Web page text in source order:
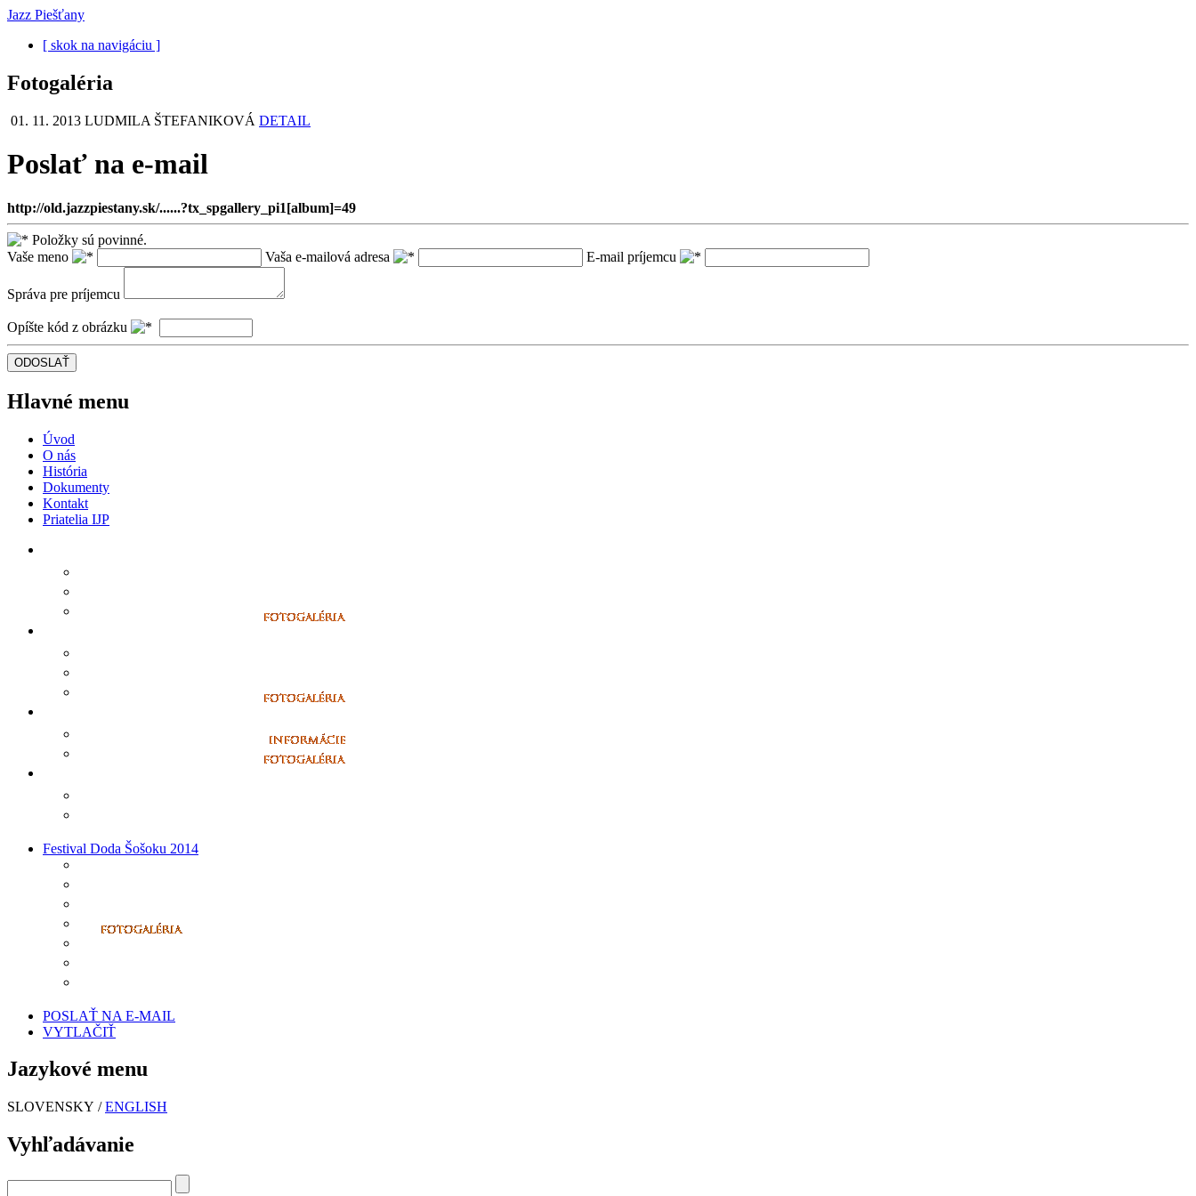
Jazz Piešťany
[ skok na navigáciu ]
Fotogaléria
01. 11. 2013 LUDMILA ŠTEFANIKOVÁ DETAIL
Poslať na e-mail
http://old.jazzpiestany.sk/......?tx_spgallery_pi1[album]=49
Položky sú povinné.
Vaše meno
Vaša e-mailová adresa E-mail príjemcu
Správa pre príjemcu
Opíšte kód z obrázku
Hlavné menu
Úvod
O nás
História
Dokumenty
Kontakt
Priatelia IJP
Festival Doda Šošoku 2014
POSLAŤ NA E-MAIL
VYTLAČIŤ
Jazykové menu
SLOVENSKY /ENGLISH
Vyhľadávanie